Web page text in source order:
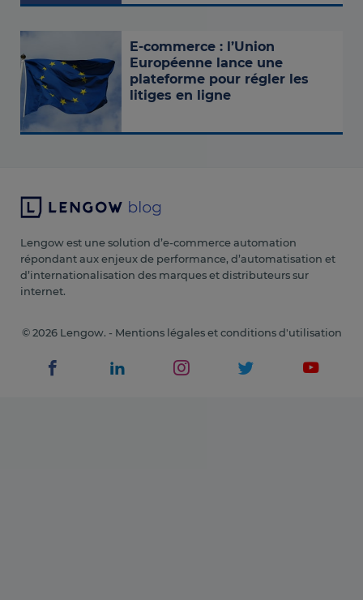
E-commerce : l’Union
Européenne lance une
plateforme pour régler les
litiges en ligne
Lengow est une solution d’e-commerce automation
répondant aux enjeux de performance, d’automatisation et
d’internationalisation des marques et distributeurs sur
internet.
© 2026 Lengow. - Mentions légales et conditions d'utilisation